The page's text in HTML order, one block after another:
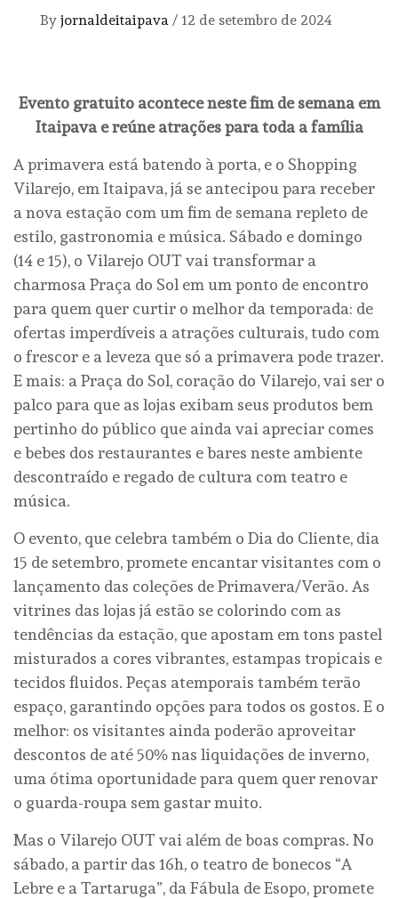
By jornaldeitaipava / 12 de setembro de 2024
Evento gratuito acontece neste fim de semana em
Itaipava e reúne atrações para toda a família
A primavera está batendo à porta, e o Shopping
Vilarejo, em Itaipava, já se antecipou para receber
a nova estação com um fim de semana repleto de
estilo, gastronomia e música. Sábado e domingo
(14 e 15), o Vilarejo OUT vai transformar a
charmosa Praça do Sol em um ponto de encontro
para quem quer curtir o melhor da temporada: de
ofertas imperdíveis a atrações culturais, tudo com
o frescor e a leveza que só a primavera pode trazer.
E mais: a Praça do Sol, coração do Vilarejo, vai ser o
palco para que as lojas exibam seus produtos bem
pertinho do público que ainda vai apreciar comes
e bebes dos restaurantes e bares neste ambiente
descontraído e regado de cultura com teatro e
música.
O evento, que celebra também o Dia do Cliente, dia
15 de setembro, promete encantar visitantes com o
lançamento das coleções de Primavera/Verão. As
vitrines das lojas já estão se colorindo com as
tendências da estação, que apostam em tons pastel
misturados a cores vibrantes, estampas tropicais e
tecidos fluidos. Peças atemporais também terão
espaço, garantindo opções para todos os gostos. E o
melhor: os visitantes ainda poderão aproveitar
descontos de até 50% nas liquidações de inverno,
uma ótima oportunidade para quem quer renovar
o guarda-roupa sem gastar muito.
Mas o Vilarejo OUT vai além de boas compras. No
sábado, a partir das 16h, o teatro de bonecos “A
Lebre e a Tartaruga”, da Fábula de Esopo, promete